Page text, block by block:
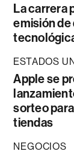
La carrera
emisión de
ESTADOS
Apple se
sorteo
tiendas
NEGOCIOS